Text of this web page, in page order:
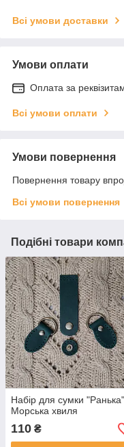
Всі умови доставки
Умови оплати
Оплата за
Всі умови оплати
Умови повернення
Повернення товару
Всі умови повернення
Подібні товари
Набір для сумки "Ранька"
Морська хвиля
110 ₴